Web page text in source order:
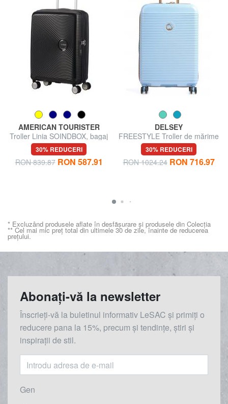
AMERICAN TOURISTER
Troller Linia SOINDBOX, bagaj
de mână, extensibil
30% REDUCERI
RON 839.87 RON 587.91
DELSEY
FREESTYLE Troller de mărime
medie
30% REDUCERI
RON 1024.24 RON 716.97
* Excluzând produsele aflate în desfășurare și produsele din Colecția
** Cel mai mic preț total din ultimele 30 de zile, înainte de reducerea
prețului.
Abonați-vă la newsletter
Înscrieți-vă la buletinul informativ LeSAC și primiți o
reducere pana la 15%, precum și tendințe, știri și
inspirații de stil.
Gen